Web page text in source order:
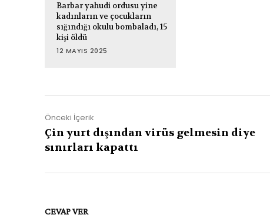
Barbar yahudi ordusu yine
kadınların ve çocukların
sığındığı okulu bombaladı, 15
kişi öldü
12 MAYIS 2025
Önceki İçerik
Çin yurt dışından virüs gelmesin diye
sınırları kapattı
CEVAP VER